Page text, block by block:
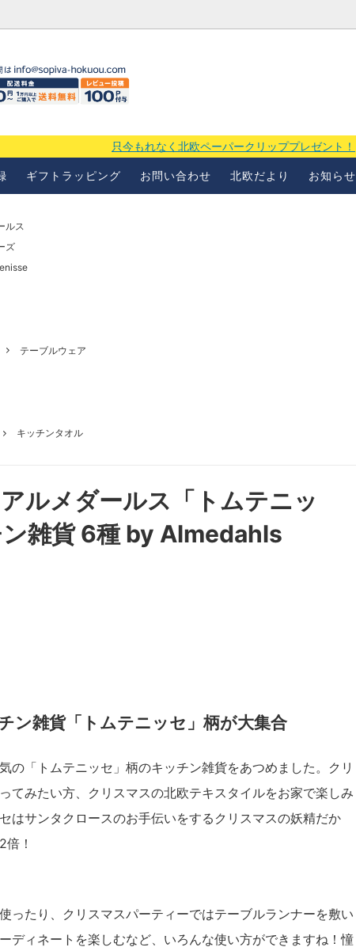
只今もれなく北欧ペーパークリッププレゼント！
ギフトラッピング お問い合わせ 北欧だより お知らせ
ルス
ズ
テーブルウェア
キッチンタオル
ルメダールス「トムテニッ
雑貨 6種 by Almedahls
ン雑貨「トムテニッセ」柄が大集合
の「トムテニッセ」柄のキッチン雑貨をあつめました。クリ
てみたい方、クリスマスの北欧テキスタイルをお家で楽しみ
はサンタクロースのお手伝いをするクリスマスの妖精だか
！
ったり、クリスマスパーティーではテーブルランナーを敷い
ディネートを楽しむなど、いろんな使い方ができますね！憧